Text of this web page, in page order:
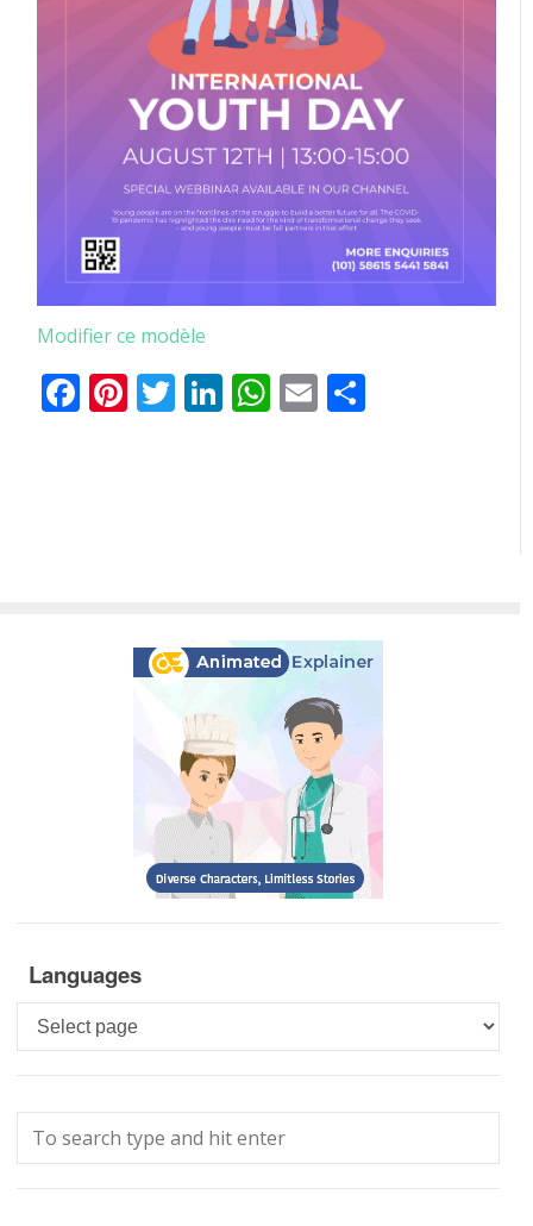
Modifier ce modèle
Facebook
Pinterest
Twitter
LinkedIn
WhatsApp
Email
Languages
Languages